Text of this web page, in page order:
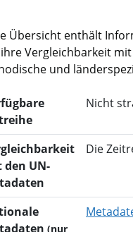
Übersicht enthält
Vergleichbarkeit
und
Nicht
den UN-
Die
(nur